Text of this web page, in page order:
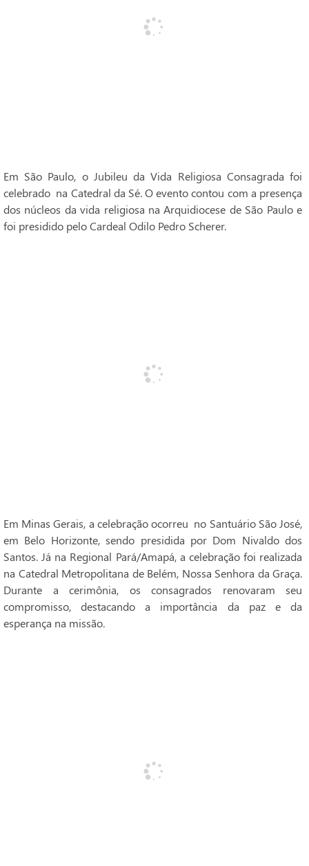
Em São Paulo, o Jubileu da Vida Religiosa Consagrada foi
celebrado na Catedral da Sé. O evento contou com a presença
dos núcleos da vida religiosa na Arquidiocese de São Paulo e
foi presidido pelo Cardeal Odilo Pedro Scherer.
Em Minas Gerais, a celebração ocorreu no Santuário São José,
em Belo Horizonte, sendo presidida por Dom Nivaldo dos
Santos. Já na Regional Pará/Amapá, a celebração foi realizada
na Catedral Metropolitana de Belém, Nossa Senhora da Graça.
Durante a cerimônia, os consagrados renovaram seu
compromisso, destacando a importância da paz e da
esperança na missão.